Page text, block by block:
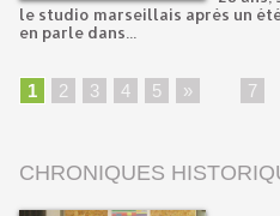
le studio marseillais après un
en parle dans...
1 2 3 4 5 » 7
CHRONIQUES